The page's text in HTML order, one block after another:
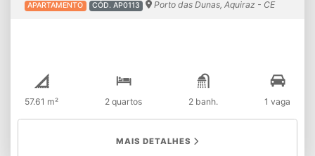
APARTAMENTO CÓD. AP0113 Porto das Dunas, Aquiraz - CE
57.61 m² 2 quartos 2 banh. 1 vaga
MAIS DETALHES